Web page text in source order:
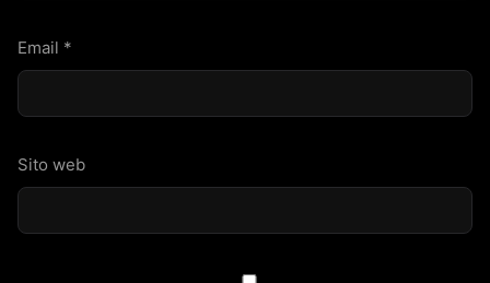
Email *
Sito web